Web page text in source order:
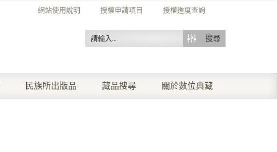
網站使用說明 授權申請項目 授權進度查詢
搜尋
民族所出版品 藏品搜尋 關於數位典藏